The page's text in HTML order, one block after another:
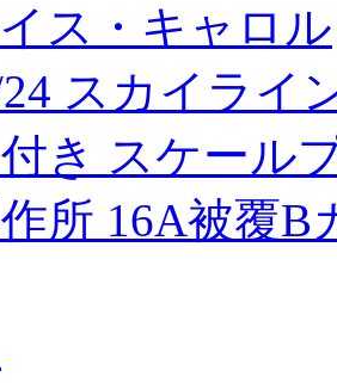
ス・キャロル
スカイライ
き スケール
所 16A被覆B